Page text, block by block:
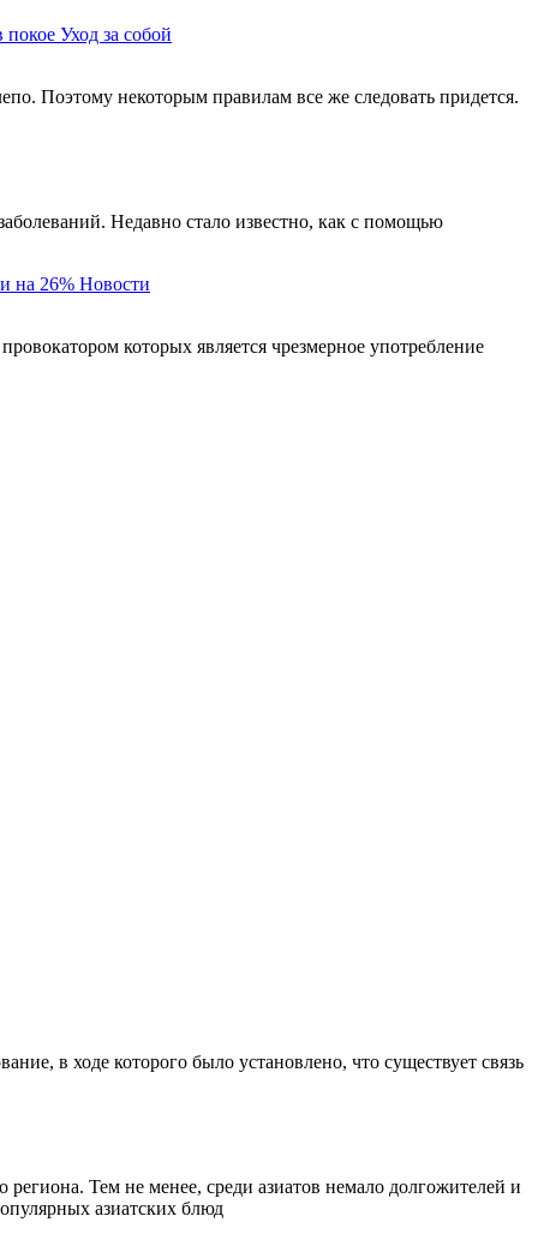
покое Уход за собой
Поэтому некоторым правилам все же следовать придется.
Недавно стало известно, как с помощью
на 26% Новости
которых является чрезмерное употребление
в ходе которого было установлено, что существует связь
Тем не менее, среди азиатов немало долгожителей и
азиатских блюд